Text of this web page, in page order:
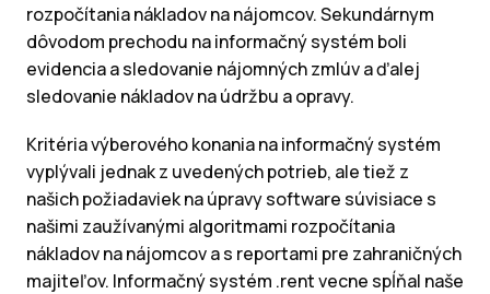
rozpočítania nákladov na nájomcov. Sekundárnym
dôvodom prechodu na informačný systém boli
evidencia a sledovanie nájomných zmlúv a ďalej
sledovanie nákladov na údržbu a opravy.
Kritéria výberového konania na informačný systém
vyplývali jednak z uvedených potrieb, ale tiež z
našich požiadaviek na úpravy software súvisiace s
našimi zaužívanými algoritmami rozpočítania
nákladov na nájomcov a s reportami pre zahraničných
majiteľov. Informačný systém .rent vecne spĺňal naše